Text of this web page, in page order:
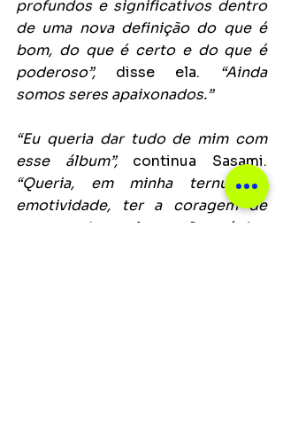
profundos e significativos dentro
de uma nova definição do que é
bom, do que é certo e do que é
poderoso”, disse ela. “Ainda
somos seres apaixonados.”
“Eu queria dar tudo de mim com
esse álbum”,
“Queria, em minha ternura e
emotividade, ter a coragem de
empreender algo tão épico